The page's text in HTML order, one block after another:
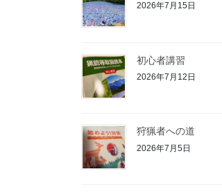
2026年7月15日
初心者講習
2026年7月12日
狩猟者への道
2026年7月5日